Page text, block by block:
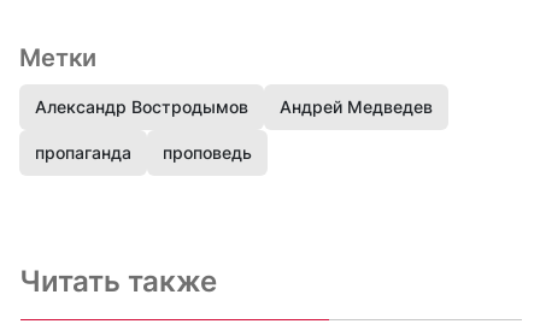
Метки
Александр Востродымов Андрей Медведев
пропаганда проповедь
Читать также